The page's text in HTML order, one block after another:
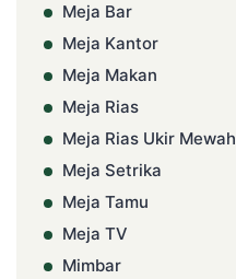
Meja Bar
Meja Kantor
Meja Makan
Meja Rias
Meja Rias Ukir Mewah
Meja Setrika
Meja Tamu
Meja TV
Mimbar